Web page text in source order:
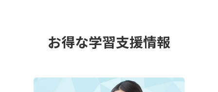
お得な学習支援情報